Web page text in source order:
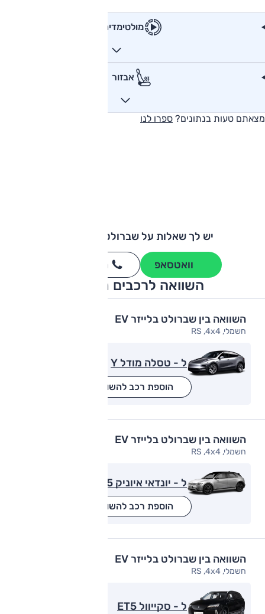
מולטימדיה
אבזור
מצאתם טעות בנתונים? ספרו לנו
יש לך שאלות על שברולט בלייזר EV?
וואטסאפ חייגו
השוואה לרכבים מתחרים
השוואה בין שברולט בלייזר EV
חשמלי, RS ,4x4
ל - טסלה מודל Y
הוספת רכב להשוואה
השוואה בין שברולט בלייזר EV
חשמלי, RS ,4x4
ל - יונדאי איוניק 5
הוספת רכב להשוואה
השוואה בין שברולט בלייזר EV
חשמלי, RS ,4x4
ל - סקייוול ET5